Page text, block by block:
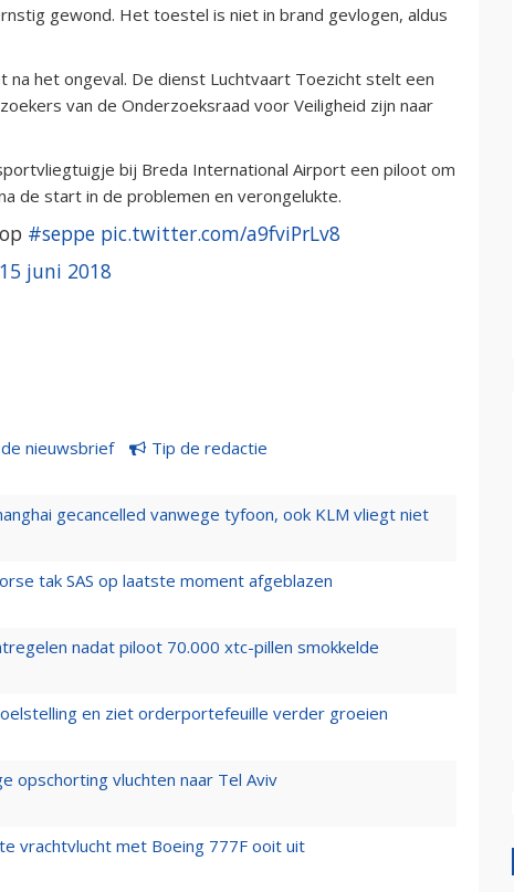
gewond. Het toestel is niet in brand gevlogen, aldus
na het ongeval. De dienst Luchtvaart Toezicht stelt een
van de Onderzoeksraad voor Veiligheid zijn naar
bij Breda International Airport een piloot om
de start in de problemen en verongelukte.
#seppe pic.twitter.com/a9fviPrLv8
15 juni 2018
nieuwsbrief Tip de redactie
gecancelled vanwege tyfoon, ook KLM vliegt niet
tak SAS op laatste moment afgeblazen
nadat piloot 70.000 xtc-pillen smokkelde
en ziet orderportefeuille verder groeien
opschorting vluchten naar Tel Aviv
vrachtvlucht met Boeing 777F ooit uit